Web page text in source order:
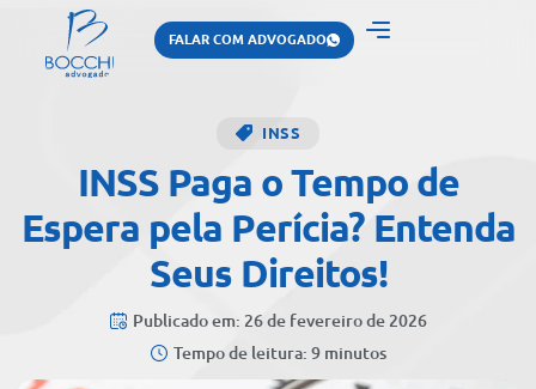
FALAR COM ADVOGADO
INSS
INSS Paga o Tempo de
Espera pela Perícia? Entenda
Seus Direitos!
Publicado em: 26 de fevereiro de 2026
Tempo de leitura: 9 minutos